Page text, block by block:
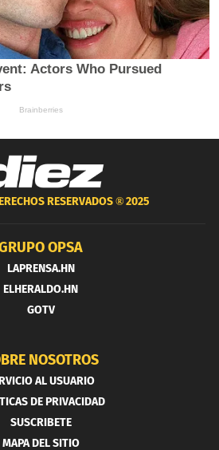
RESERVADOS ®2025
OPSA
LAPRENSA.HN
ELHERALDO.HN
GOTV
NOSOTROS
AL USUARIO
DE PRIVACIDAD
SUSCRIBETE
MAPA DEL SITIO